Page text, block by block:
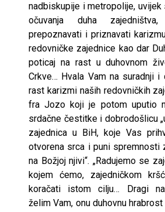
nadbiskupije i metropolije,
očuvanja duha
prepoznavati i priznavati
redovničke zajednice kao dar
poticaj na rast u duhovnom
Crkve… Hvala Vam na suradnji
rast karizmi naših redovničkih
fra Jozo koji je potom uputio
srdačne čestitke i dobrodošlicu
zajednica u BiH, koje Vas
otvorena srca i puni spremnosti
na Božjoj njivi“. „Radujemo se
kojem ćemo, zajedničkom
koračati istom cilju… Dragi
želim Vam, onu duhovnu